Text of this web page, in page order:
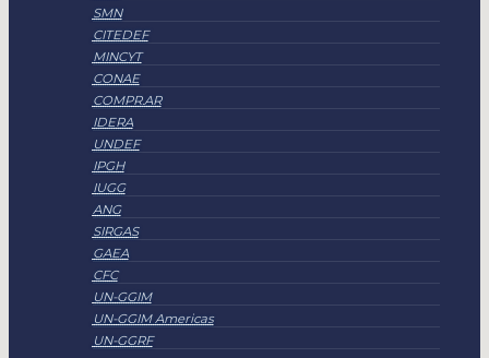
SMN
CITEDEF
MINCYT
CONAE
COMPR.AR
IDERA
UNDEF
IPGH
IUGG
ANG
SIRGAS
GAEA
CFC
UN-GGIM
UN-GGIM Americas
UN-GGRF